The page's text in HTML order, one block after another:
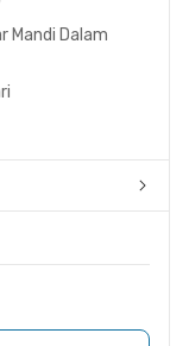
Mandi Dalam